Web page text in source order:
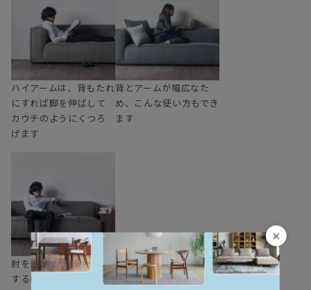
×
ハイアームは、背もたれ
にすれば脚を伸ばして
カウチのようにくつろ
げます
背とアームが幅広なた
め、こんな使い方もでき
ます
肘をついたり置いたり
するのに丁度よい高さ